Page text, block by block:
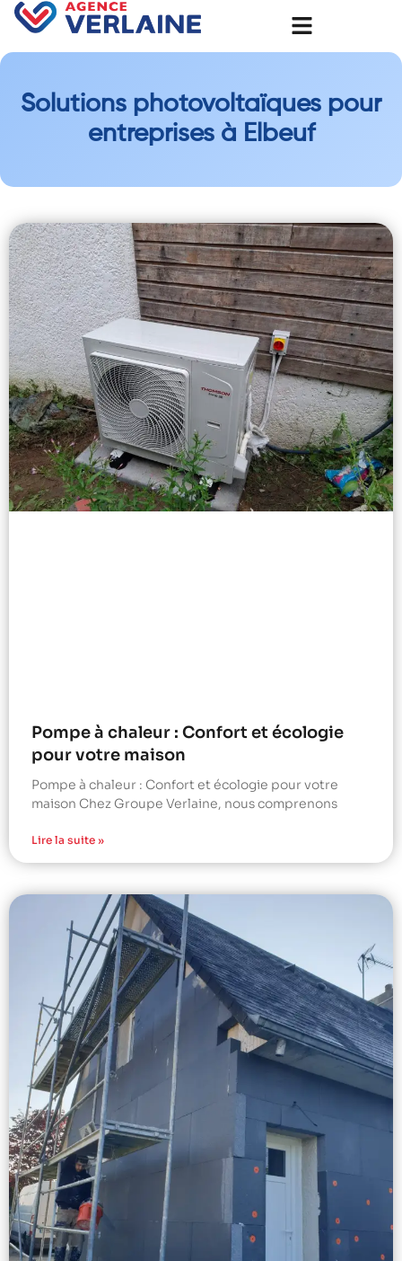
Solutions photovoltaïques pour
entreprises à Elbeuf
Pompe à chaleur : Confort et écologie
pour votre maison
Pompe à chaleur : Confort et écologie pour votre
maison Chez Groupe Verlaine, nous comprenons
Lire la suite »